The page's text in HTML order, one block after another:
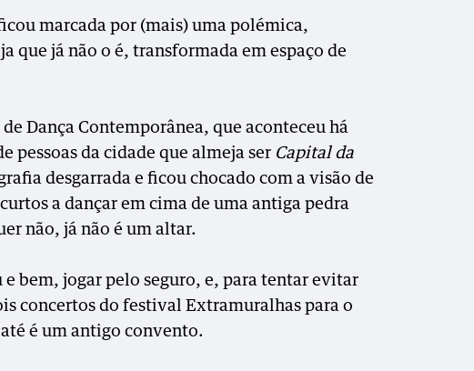
marcada por (mais) uma polémica,
que já não o é, transformada em espaço de
Dança Contemporânea, que aconteceu há
pessoas da cidade que almeja ser Capital da
desgarrada e ficou chocado com a visão de
a dançar em cima de uma antiga pedra
não, já não é um altar.
bem, jogar pelo seguro, e, para tentar evitar
concertos do festival Extramuralhas para o
é um antigo convento.